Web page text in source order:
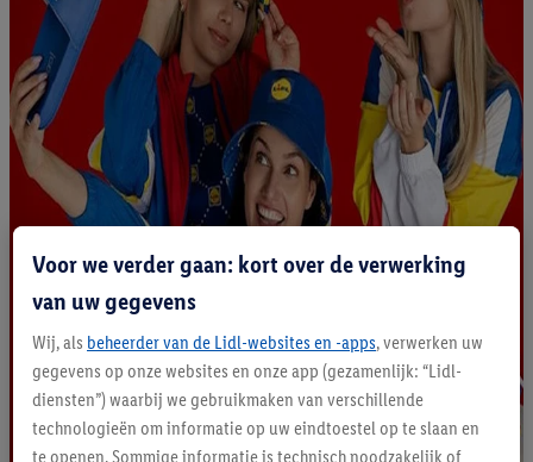
Voor we verder gaan: kort over de verwerking
van uw gegevens
Wij, als beheerder van de Lidl-websites en -apps, verwerken uw
gegevens op onze websites en onze app (gezamenlijk: “Lidl-
diensten”) waarbij we gebruikmaken van verschillende
technologieën om informatie op uw eindtoestel op te slaan en
te openen. Sommige informatie is technisch noodzakelijk of